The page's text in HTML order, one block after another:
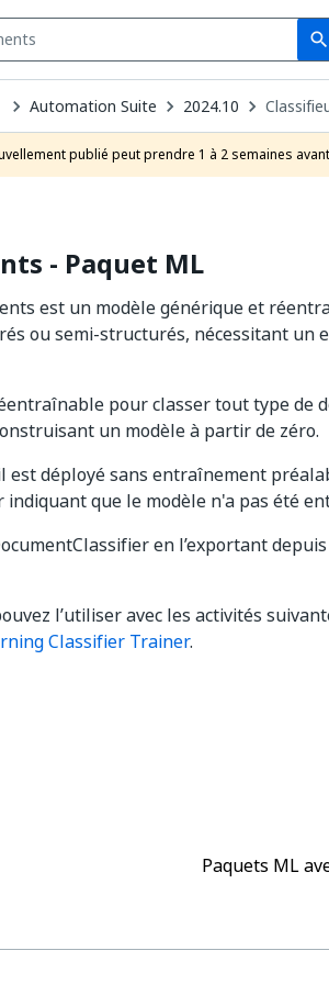
search
Automation Suite 2024.10
publié peut prendre 1 à 2 semaines
- Paquet ML
est un modèle générique et
ou semi-structurés, nécessitant un
pour classer tout type de
un modèle à partir de zéro.
est déployé sans entraînement
que le modèle n'a pas été
en l’exportant
l’utiliser avec les activités
Classifier Trainer.
Paquets ML